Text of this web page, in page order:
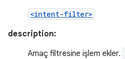
<intent-filter>
description:
Amaç filtresine işlem ekler.